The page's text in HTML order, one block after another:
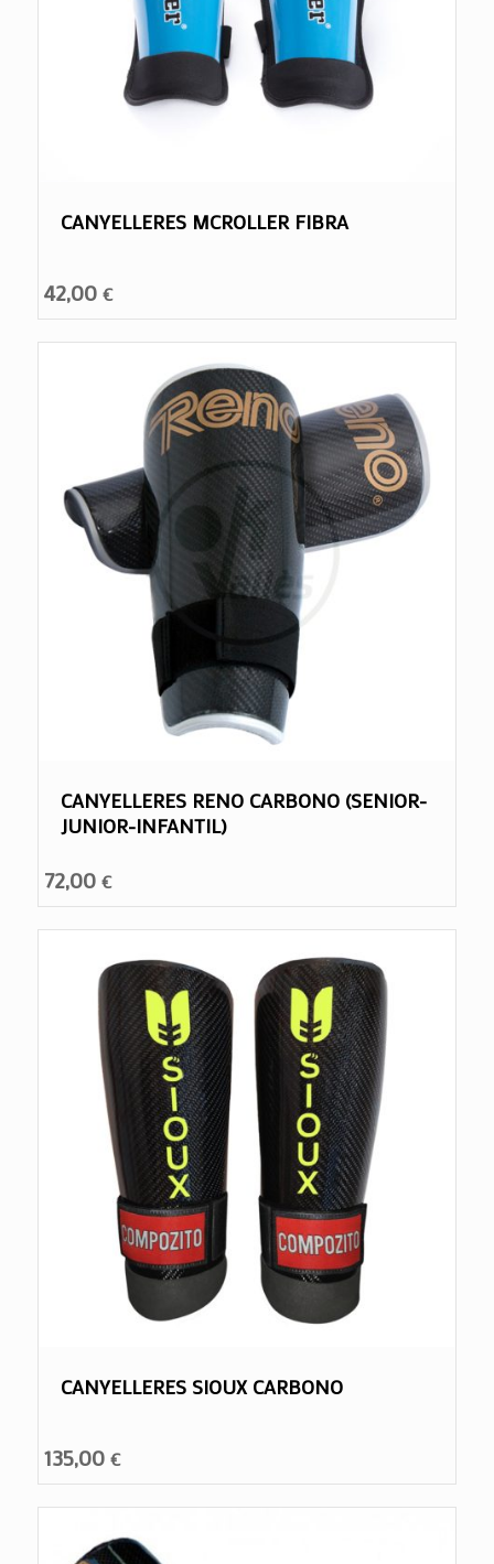
CANYELLERES MCROLLER FIBRA
42,00 €
CANYELLERES RENO CARBONO (SENIOR-
JUNIOR-INFANTIL)
72,00 €
CANYELLERES SIOUX CARBONO
135,00 €